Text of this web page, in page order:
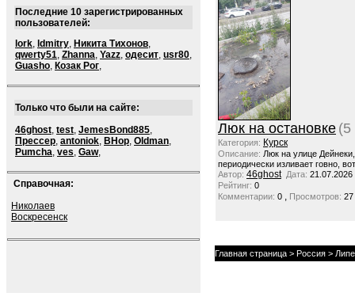
Последние 10 зарегистрированных
пользователей:
lork, ldmitry, Никита Тихонов,
qwerty51, Zhanna, Yazz, одесит, usr80,
Guasho, Козак Рог,
Только что были на сайте:
46ghost, test, JemesBond885,
Прессер, antoniok, BHop, Oldman,
Pumcha, ves, Gaw,
Справочная:
Николаев
Воскресенск
Люк на остановке (5
Категория: Курск
Описание: Люк на улице
периодически изливает говно,
Автор: 46ghost Дата: 21.07.2026
Рейтинг: 0
Комментарии: 0 , Просмотров: 27
Главная страница > Россия >